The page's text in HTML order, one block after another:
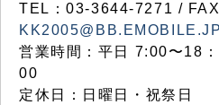
TEL：03‐3644‐7271 /
KK2005@BB.EMOBILE.JP
営業時間：平日 7:00〜18
00
定休日：日曜日・祝祭日